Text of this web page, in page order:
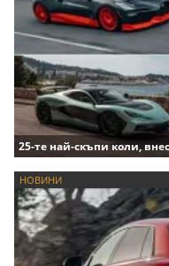
25-те най-скъпи коли,
НОВИНИ